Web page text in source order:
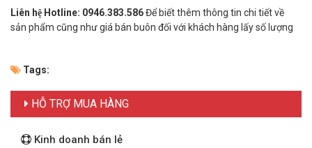
Liên hệ Hotline: 0946.383.586Để biết thêm thông tin chi tiết về
sản phẩm cũng như giá bán buôn đối với khách hàng lấy số lượng
Tags:
HỖ TRỢ MUA HÀNG
Kinh doanh bán lẻ